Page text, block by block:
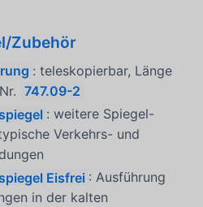
Zubehör
: teleskopierbar, Länge
747.09-2
: weitere Spiegel-
Verkehrs- und
Eisfrei : Ausführung
in der kalten